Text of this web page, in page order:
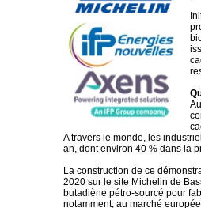
A travers le monde, les
an, dont environ 40 % dans la
La construction de ce
2020 sur le site Michelin de
butadiène pétro-sourcé pour
notamment, au marché